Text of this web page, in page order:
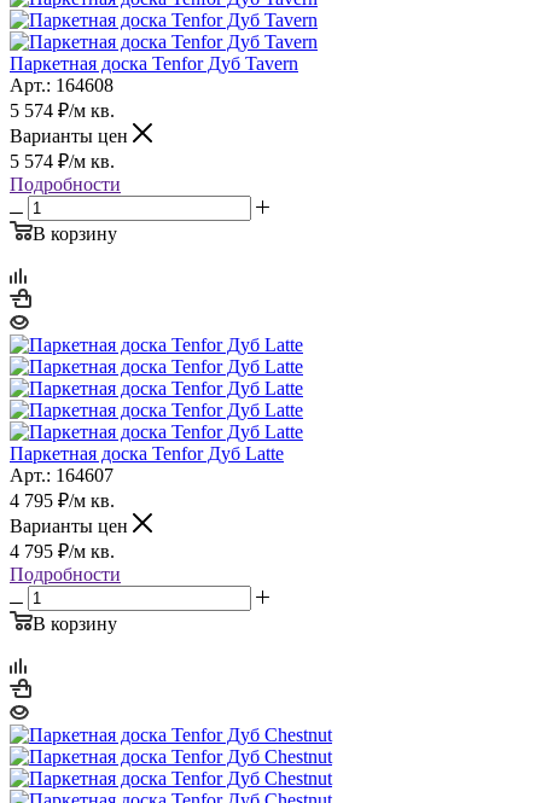
Паркетная доска Tenfor Дуб Tavern
Арт.: 164608
5 574 ₽/м кв.
Варианты цен
5 574 ₽/м кв.
Подробности
В корзину
Паркетная доска Tenfor Дуб Latte
Арт.: 164607
4 795 ₽/м кв.
Варианты цен
4 795 ₽/м кв.
Подробности
В корзину